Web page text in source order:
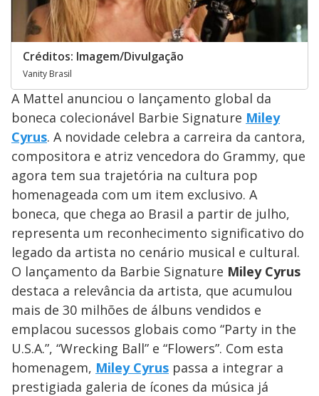
Créditos: Imagem/Divulgação
Vanity Brasil
A Mattel anunciou o lançamento global da
boneca colecionável Barbie Signature Miley
Cyrus. A novidade celebra a carreira da cantora,
compositora e atriz vencedora do Grammy, que
agora tem sua trajetória na cultura pop
homenageada com um item exclusivo. A
boneca, que chega ao Brasil a partir de julho,
representa um reconhecimento significativo do
legado da artista no cenário musical e cultural.
O lançamento da Barbie Signature Miley Cyrus
destaca a relevância da artista, que acumulou
mais de 30 milhões de álbuns vendidos e
emplacou sucessos globais como “Party in the
U.S.A.”, “Wrecking Ball” e “Flowers”. Com esta
homenagem, Miley Cyrus passa a integrar a
prestigiada galeria de ícones da música já